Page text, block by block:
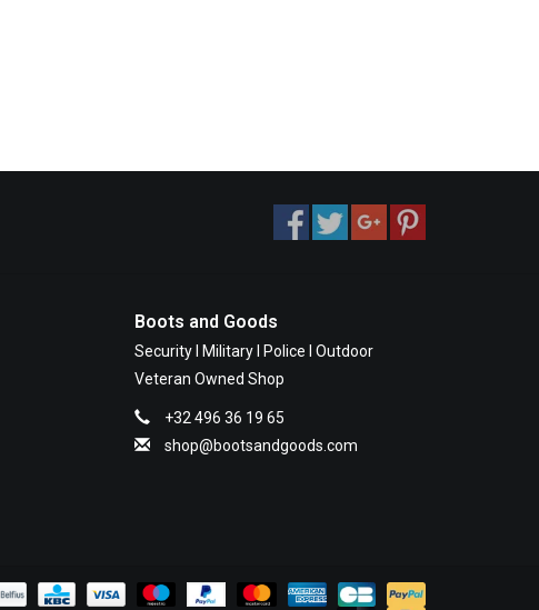
Boots and Goods
Security I Military I Police I Outdoor
Veteran Owned Shop
+32 496 36 19 65
shop@bootsandgoods.com